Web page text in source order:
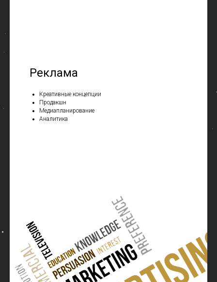
Реклама
Креативные концепции
Продакшн
Медиапланирование
Аналитика